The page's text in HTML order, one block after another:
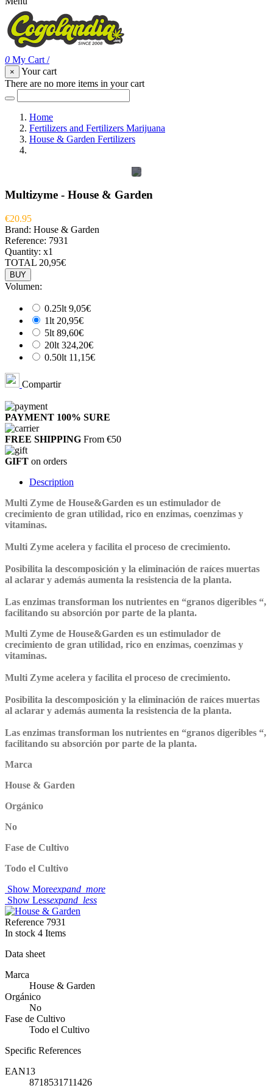
0 My Cart /
×
Your cart
There are no more items in your cart
Home
Fertilizers and Fertilizers Marijuana
House & Garden Fertilizers
Multizyme - House & Garden
€20.95
Brand: House & Garden
Reference: 7931
Quantity: x1
TOTAL 20,95€
BUY
Volumen:
0.25lt 9,05€
1lt 20,95€
5lt 89,60€
20lt 324,20€
0.50lt 11,15€
Compartir
PAYMENT 100% SURE
FREE SHIPPING From €50
GIFT on orders
Description
Multi Zyme de House&Garden es un estimulador de
crecimiento de gran utilidad, rico en enzimas, coenzimas y
vitaminas.
Multi Zyme acelera y facilita el proceso de crecimiento.
Posibilita la descomposición y la eliminación de raíces muertas
al aclarar y además aumenta la resistencia de la planta.
Las enzimas transforman los nutrientes en “granos digeribles “,
facilitando su absorción por parte de la planta.
Multi Zyme de House&Garden es un estimulador de
crecimiento de gran utilidad, rico en enzimas, coenzimas y
vitaminas.
Multi Zyme acelera y facilita el proceso de crecimiento.
Posibilita la descomposición y la eliminación de raíces muertas
al aclarar y además aumenta la resistencia de la planta.
Las enzimas transforman los nutrientes en “granos digeribles “,
facilitando su absorción por parte de la planta.
Marca
House & Garden
Orgánico
No
Fase de Cultivo
Todo el Cultivo
Show Moreexpand_more
Show Lessexpand_less
Reference 7931
In stock 4 Items
Data sheet
Marca
House & Garden
Orgánico
No
Fase de Cultivo
Todo el Cultivo
Specific References
EAN13
8718531711426